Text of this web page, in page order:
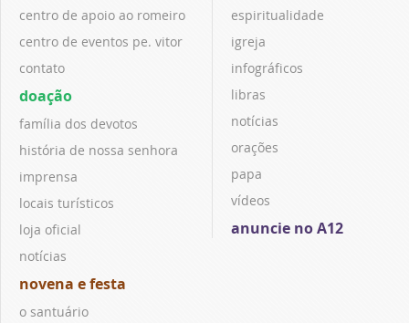
centro de apoio ao romeiro
centro de eventos pe. vitor
contato
doação
família dos devotos
história de nossa senhora
imprensa
locais turísticos
loja oficial
notícias
novena e festa
o santuário
espiritualidade
igreja
infográficos
libras
notícias
orações
papa
vídeos
anuncie no A12